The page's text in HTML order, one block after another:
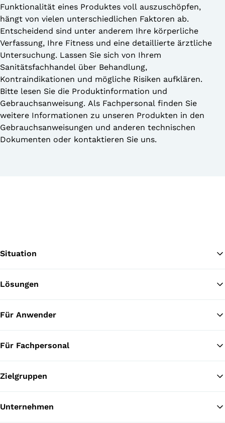
Funktionalität eines Produktes voll auszuschöpfen,
hängt von vielen unterschiedlichen Faktoren ab.
Entscheidend sind unter anderem Ihre körperliche
Verfassung, Ihre Fitness und eine detaillierte ärztliche
Untersuchung. Lassen Sie sich von Ihrem
Sanitätsfachhandel über Behandlung,
Kontraindikationen und mögliche Risiken aufklären.
Bitte lesen Sie die Produktinformation und
Gebrauchsanweisung. Als Fachpersonal finden Sie
weitere Informationen zu unseren Produkten in den
Gebrauchsanweisungen und anderen technischen
Dokumenten oder kontaktieren Sie uns.
Situation
Lösungen
Für Anwender
Für Fachpersonal
Zielgruppen
Unternehmen